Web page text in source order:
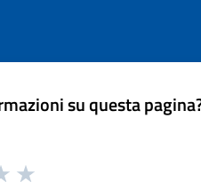
su questa